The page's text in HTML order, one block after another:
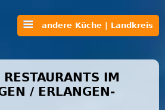
andere Küche | Landkreis
IM
/ ERLANGEN-